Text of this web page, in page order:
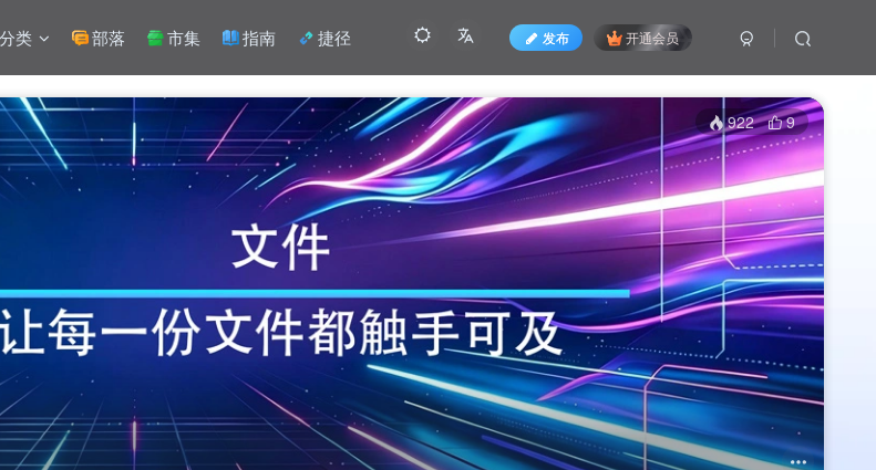
发布 开通会员
分类 部落 市集 指南 捷径
922 9